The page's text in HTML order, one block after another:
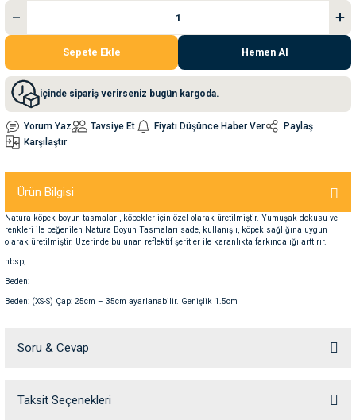
Su Kabları
Kemikleri
Seyahat Ürünleri
Sepete Ekle Hemen Al
içinde sipariş verirseniz bugün kargoda.
Yorum Yaz Tavsiye Et Fiyatı Düşünce Haber Ver
Paylaş
Karşılaştır
Ürün Bilgisi
Natura köpek boyun tasmaları, köpekler için özel olarak üretilmiştir. Yumuşak dokusu ve
renkleri ile beğenilen Natura Boyun Tasmaları sade, kullanışlı, köpek sağlığına uygun
olarak üretilmiştir. Üzerinde bulunan reflektif şeritler ile karanlıkta farkındalığı arttırır.
nbsp;
Beden:
Beden: (XS-S) Çap: 25cm – 35cm ayarlanabilir. Genişlik 1.5cm
Soru & Cevap
Ürün hakkında henüz soru sorulmamış.
Taksit Seçenekleri